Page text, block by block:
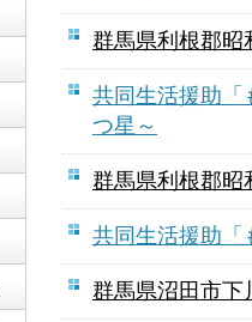
群馬県利根郡昭
共同生活援助「
つ星～
群馬県利根郡昭
共同生活援助「
群馬県沼田市下